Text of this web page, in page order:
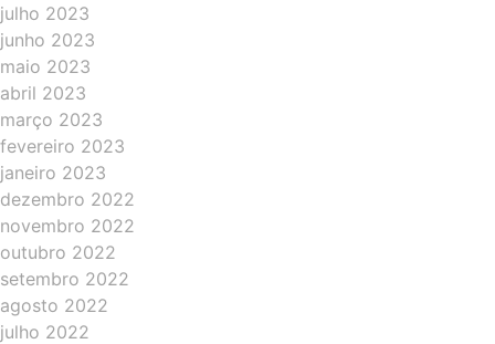
julho 2023
junho 2023
maio 2023
abril 2023
março 2023
fevereiro 2023
janeiro 2023
dezembro 2022
novembro 2022
outubro 2022
setembro 2022
agosto 2022
julho 2022